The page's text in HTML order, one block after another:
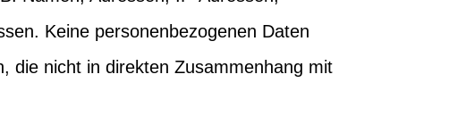
Keine personenbezogenen Daten
die nicht in direkten Zusammenhang mit